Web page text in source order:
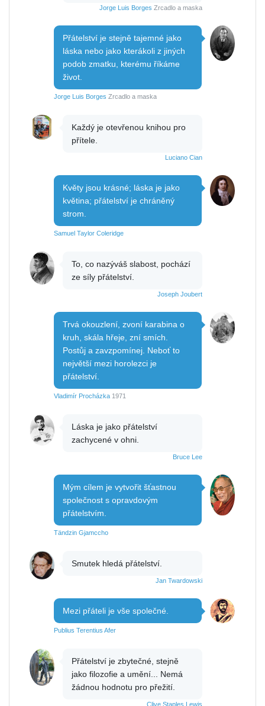
Jorge Luis Borges Zrcadlo a maska
Přátelství je stejně tajemné jako
láska nebo jako kterákoli z jiných
podob zmatku, kterému říkáme
život.
Jorge Luis Borges Zrcadlo a maska
Každý je otevřenou knihou pro
přítele.
Luciano Cian
Květy jsou krásné; láska je jako
květina; přátelství je chráněný
strom.
Samuel Taylor Coleridge
To, co nazýváš slabost, pochází
ze síly přátelství.
Joseph Joubert
Trvá okouzlení, zvoní karabina o
kruh, skála hřeje, zní smích.
Postůj a zavzpomínej. Neboť to
největší mezi horolezci je
přátelství.
Vladimír Procházka 1971
Láska je jako přátelství
zachycené v ohni.
Bruce Lee
Mým cílem je vytvořit šťastnou
společnost s opravdovým
přátelstvím.
Tändzin Gjamccho
Smutek hledá přátelství.
Jan Twardowski
Mezi přáteli je vše společné.
Publius Terentius Afer
Přátelství je zbytečné, stejně
jako filozofie a umění... Nemá
žádnou hodnotu pro přežití.
Clive Staples Lewis